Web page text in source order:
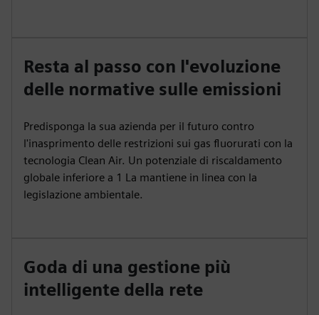
Resta al passo con l'evoluzione
delle normative sulle emissioni
Predisponga la sua azienda per il futuro contro
l'inasprimento delle restrizioni sui gas fluorurati con la
tecnologia Clean Air. Un potenziale di riscaldamento
globale inferiore a 1 La mantiene in linea con la
legislazione ambientale.
Goda di una gestione più
intelligente della rete